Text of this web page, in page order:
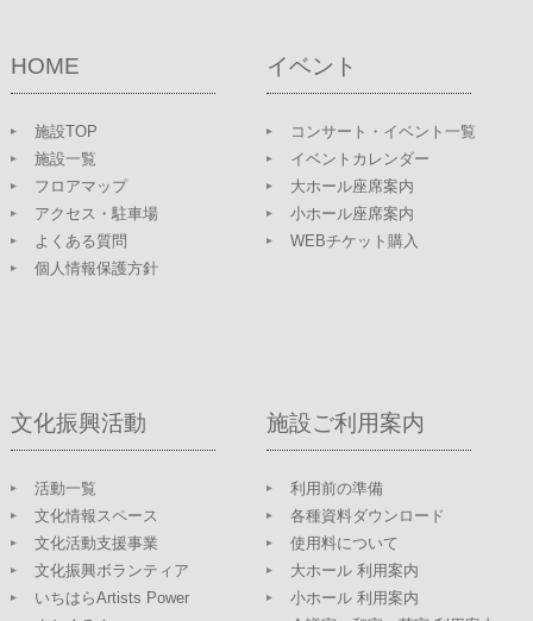
HOME
施設TOP
施設一覧
フロアマップ
アクセス・駐車場
よくある質問
個人情報保護方針
イベント
コンサート・イベント一覧
イベントカレンダー
大ホール座席案内
小ホール座席案内
WEBチケット購入
文化振興活動
活動一覧
文化情報スペース
文化活動支援事業
文化振興ボランティア
いちはらArtists Power
施設ご利用案内
利用前の準備
各種資料ダウンロード
使用料について
大ホール 利用案内
小ホール 利用案内